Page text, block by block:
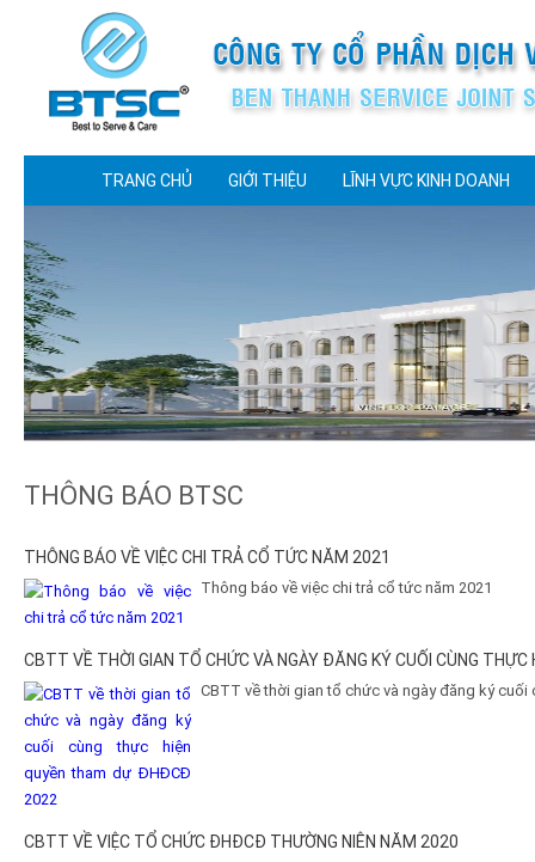
TRANG CHỦ GIỚI THIỆU LĨNH VỰC KINH DOANH
THÔNG BÁO BTSC
THÔNG BÁO VỀ VIỆC CHI TRẢ CỔ TỨC NĂM 2021
Thông báo về việc chi trả cổ tức năm 2021
CBTT VỀ THỜI GIAN TỔ CHỨC VÀ NGÀY ĐĂNG KÝ CUỐI CÙNG
CBTT về thời gian tổ chức và ngày đăng ký
CBTT VỀ VIỆC TỔ CHỨC ĐHĐCĐ THƯỜNG NIÊN NĂM 2020